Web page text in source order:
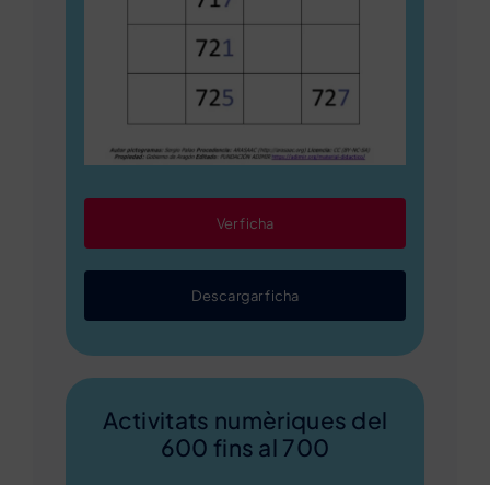
Ver ficha
Descargar ficha
Activitats numèriques del
600 fins al 700